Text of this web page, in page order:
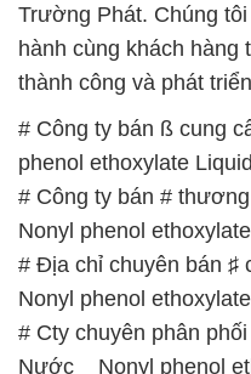
Trường Phát. Chúng
hành cùng khách hàng
thành công và phát
# Công ty bán ß cung
phenol ethoxylate
# Công ty bán #
Nonyl phenol
# Địa chỉ chuyên bán ♯
Nonyl phenol
# Cty chuyên phân
Nước _ Nonyl phenol